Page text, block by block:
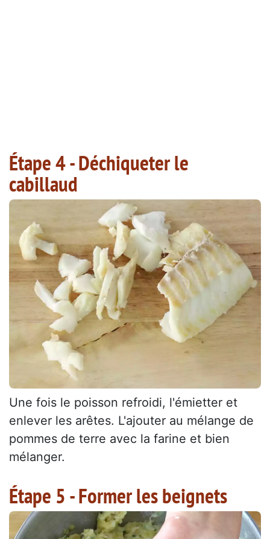
Étape 4 - Déchiqueter le
cabillaud
Une fois le poisson refroidi, l'émietter et
enlever les arêtes. L'ajouter au mélange de
pommes de terre avec la farine et bien
mélanger.
Étape 5 - Former les beignets